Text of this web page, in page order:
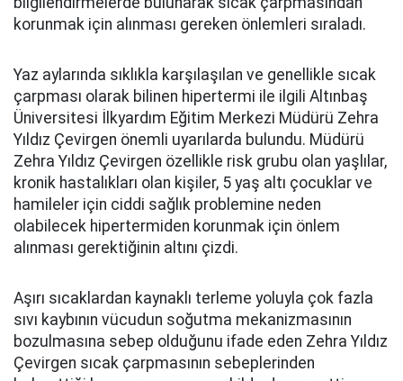
korunmak için alınması gereken önlemleri sıraladı.
Yaz aylarında sıklıkla karşılaşılan ve genellikle sıcak
çarpması olarak bilinen hipertermi ile ilgili Altınbaş
Üniversitesi İlkyardım Eğitim Merkezi Müdürü Zehra
Yıldız Çevirgen önemli uyarılarda bulundu. Müdürü
Zehra Yıldız Çevirgen özellikle risk grubu olan yaşlılar,
kronik hastalıkları olan kişiler, 5 yaş altı çocuklar ve
hamileler için ciddi sağlık problemine neden
olabilecek hipertermiden korunmak için önlem
alınması gerektiğinin altını çizdi.
Aşırı sıcaklardan kaynaklı terleme yoluyla çok fazla
sıvı kaybının vücudun soğutma mekanizmasının
bozulmasına sebep olduğunu ifade eden Zehra Yıldız
Çevirgen sıcak çarpmasının sebeplerinden